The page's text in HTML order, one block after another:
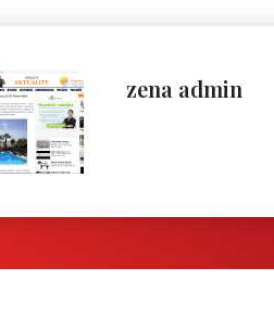
zena admin